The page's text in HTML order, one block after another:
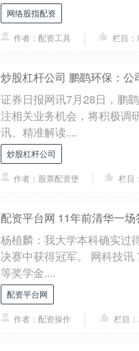
网络股指配资
作者：配资工具 栏目
炒股杠杆公司 鹏鹞环保：
证券日报网讯7月28日，鹏
注相关业务机会，将积极调
讯、精准解读....
炒股杠杆公司
作者：股票配资堡 栏目
配资平台网 11年前清华一
杨植麟：我大学本科确实过
决赛中获得冠军。 网科技
等奖学金....
配资平台网
作者：配资操作 栏目